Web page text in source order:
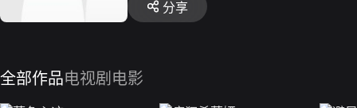
分享
全部作品电视剧 电影